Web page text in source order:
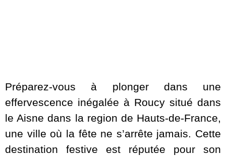
Préparez-vous à plonger dans une
effervescence inégalée à Roucy situé dans
le Aisne dans la region de Hauts-de-France,
une ville où la fête ne s’arrête jamais. Cette
destination festive est réputée pour son